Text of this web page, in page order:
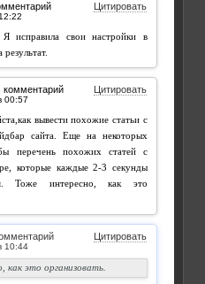
Цитировать
исправила свои настройки в
комментарий Цитировать
вывести похожие статьи с
сайта. Еще на некоторых
перечень похожих статей с
которые каждые 2-3 секунды
Тоже интересно, как это
Цитировать
как это организовать.